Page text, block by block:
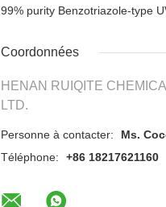
99% purity Benzotriazole-type
Coordonnées
HENAN RUIQITE
LTD.
Personne à contacter:
Ms.
Téléphone:
+86 18217621160